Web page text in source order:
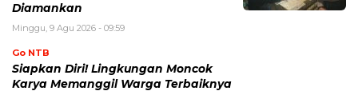
Diamankan
Minggu, 9 Agu 2026 - 09:59
Go NTB
Siapkan Diri! Lingkungan Moncok
Karya Memanggil Warga Terbaiknya